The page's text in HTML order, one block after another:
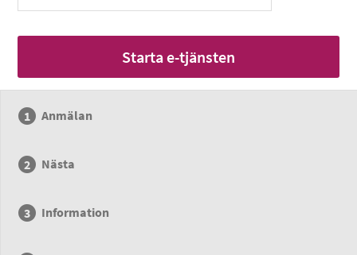
Starta e-tjänsten
Anmälan
Nästa
Information